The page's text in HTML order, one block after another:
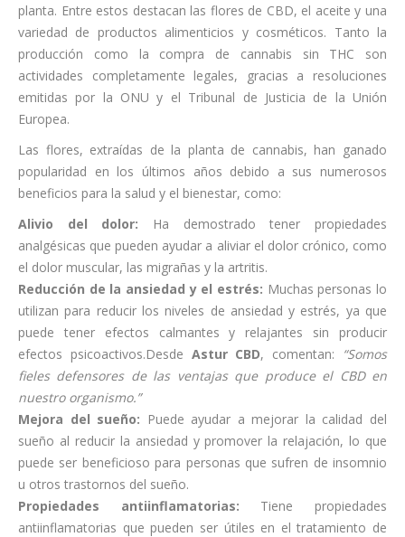
planta. Entre estos destacan las flores de CBD, el aceite y una
variedad de productos alimenticios y cosméticos. Tanto la
producción como la compra de cannabis sin THC son
actividades completamente legales, gracias a resoluciones
emitidas por la ONU y el Tribunal de Justicia de la Unión
Europea.
Las flores, extraídas de la planta de cannabis, han ganado
popularidad en los últimos años debido a sus numerosos
beneficios para la salud y el bienestar, como:
Alivio del dolor: Ha demostrado tener propiedades
analgésicas que pueden ayudar a aliviar el dolor crónico, como
el dolor muscular, las migrañas y la artritis.
Reducción de la ansiedad y el estrés: Muchas personas lo
utilizan para reducir los niveles de ansiedad y estrés, ya que
puede tener efectos calmantes y relajantes sin producir
efectos psicoactivos.Desde Astur CBD, comentan: “Somos
fieles defensores de las ventajas que produce el CBD en
nuestro organismo.”
Mejora del sueño: Puede ayudar a mejorar la calidad del
sueño al reducir la ansiedad y promover la relajación, lo que
puede ser beneficioso para personas que sufren de insomnio
u otros trastornos del sueño.
Propiedades antiinflamatorias: Tiene propiedades
antiinflamatorias que pueden ser útiles en el tratamiento de